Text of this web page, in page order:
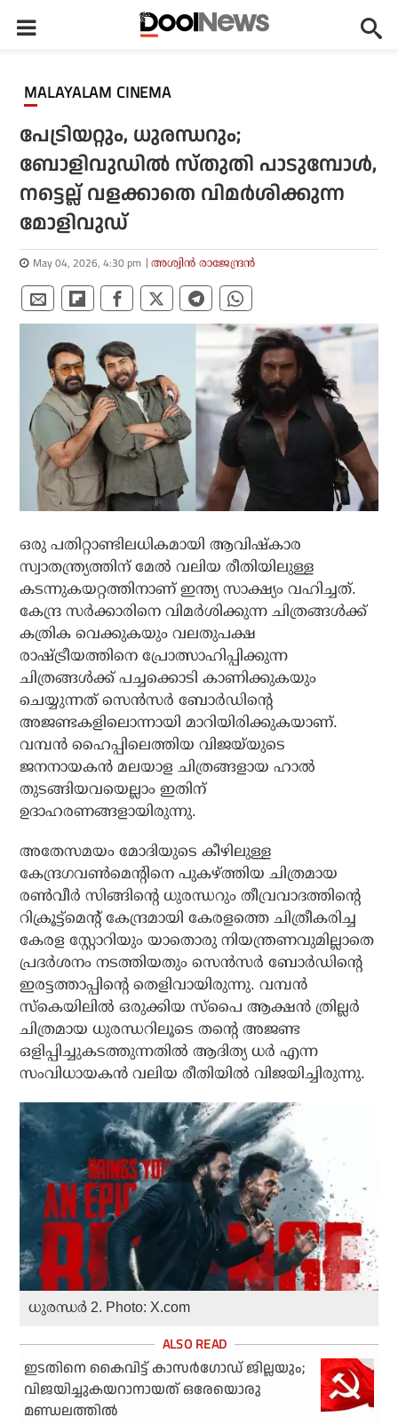
MALAYALAM CINEMA
പേട്രിയറ്റും, ധുരന്ധറും;
ബോളിവുഡില്‍ സ്തുതി പാടുമ്പോള്‍,
നട്ടെല്ല് വളക്കാതെ വിമര്‍ശിക്കുന്ന
മോളിവുഡ്
May 04, 2026, 4:30 pm അശ്വിന്‍ രാജേന്ദ്രന്‍
ഒരു പതിറ്റാണ്ടിലധികമായി ആവിഷ്‌കാര
സ്വാതന്ത്ര്യത്തിന് മേല്‍ വലിയ രീതിയിലുള്ള
കടന്നുകയറ്റത്തിനാണ് ഇന്ത്യ സാക്ഷ്യം വഹിച്ചത്.
കേന്ദ്ര സര്‍ക്കാരിനെ വിമര്‍ശിക്കുന്ന ചിത്രങ്ങള്‍ക്ക്
കത്രിക വെക്കുകയും വലതുപക്ഷ
രാഷ്ട്രീയത്തിനെ പ്രോത്സാഹിപ്പിക്കുന്ന
ചിത്രങ്ങള്‍ക്ക് പച്ചക്കൊടി കാണിക്കുകയും
ചെയ്യുന്നത് സെന്‍സര്‍ ബോര്‍ഡിന്റെ
അജണ്ടകളിലൊന്നായി മാറിയിരിക്കുകയാണ്.
വമ്പന്‍ ഹൈപ്പിലെത്തിയ വിജയ്‌യുടെ
ജനനായകന്‍ മലയാള ചിത്രങ്ങളായ ഹാല്‍
തുടങ്ങിയവയെല്ലാം ഇതിന്
ഉദാഹരണങ്ങളായിരുന്നു.
അതേസമയം മോദിയുടെ കീഴിലുള്ള
കേന്ദ്രഗവണ്‍മെന്റിനെ പുകഴ്ത്തിയ ചിത്രമായ
രണ്‍വീര്‍ സിങ്ങിന്റെ ധുരന്ധറും തീവ്രവാദത്തിന്റെ
റിക്രൂട്ട്‌മെന്റ് കേന്ദ്രമായി കേരളത്തെ ചിത്രീകരിച്ച
കേരള സ്റ്റോറിയും യാതൊരു നിയന്ത്രണവുമില്ലാതെ
പ്രദര്‍ശനം നടത്തിയതും സെന്‍സര്‍ ബോര്‍ഡിന്റെ
ഇരട്ടത്താപ്പിന്റെ തെളിവായിരുന്നു. വമ്പന്‍
സ്‌കെയിലില്‍ ഒരുക്കിയ സ്‌പൈ ആക്ഷന്‍ ത്രില്ലര്‍
ചിത്രമായ ധുരന്ധറിലൂടെ തന്റെ അജണ്ട
ഒളിപ്പിച്ചുകടത്തുന്നതില്‍ ആദിത്യ ധര്‍ എന്ന
സംവിധായകന്‍ വലിയ രീതിയില്‍ വിജയിച്ചിരുന്നു.
ധുരന്ധര്‍ 2. Photo: X.com
ഇടതിനെ കൈവിട്ട് കാസര്‍ഗോഡ് ജില്ലയും;
വിജയിച്ചുകയറാനായത് ഒരേയൊരു
മണ്ഡലത്തില്‍